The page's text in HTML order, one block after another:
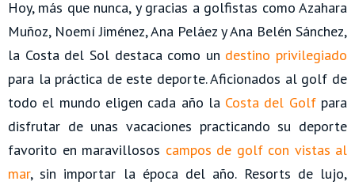
Hoy, más que nunca, y gracias a golfistas como Azahara
Muñoz, Noemí Jiménez, Ana Peláez y Ana Belén Sánchez,
la Costa del Sol destaca como un destino privilegiado
para la práctica de este deporte. Aficionados al golf de
todo el mundo eligen cada año la Costa del Golfpara
disfrutar de unas vacaciones practicando su deporte
favorito en maravillosos campos de golf con vistas al
mar, sin importar la época del año. Resorts de lujo,